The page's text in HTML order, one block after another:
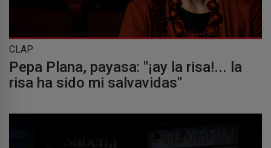
CLAP
Pepa Plana, payasa: "¡ay la risa!... la
risa ha sido mi salvavidas"